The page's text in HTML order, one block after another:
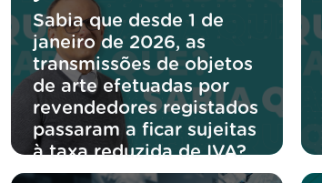
Sabia que desde 1 de
janeiro de 2026, as
transmissões de objetos
de arte efetuadas por
revendedores registados
passaram a ficar sujeitas
à taxa reduzida de IVA?